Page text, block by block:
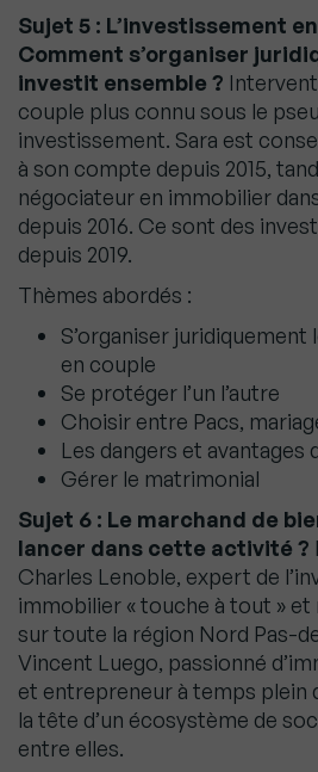
Sujet 5 : L’investissement
Comment s’organiser
investit ensemble ?
couple plus connu sous le
investissement. Sara est
à son compte depuis 2015,
négociateur en immobilier
depuis 2016. Ce sont des
depuis 2019.
Thèmes abordés :
S’organiser juridiquement
en couple
Se protéger l’un l’autre
Choisir entre Pacs,
Les dangers et avantages
Gérer le matrimonial
Sujet 6 : Le marchand de
lancer dans cette activité ?
Charles Lenoble, expert de
immobilier « touche à tout » et
sur toute la région Nord Pas-
Vincent Luego, passionné
et entrepreneur à temps plein
la tête d’un écosystème de
entre elles.